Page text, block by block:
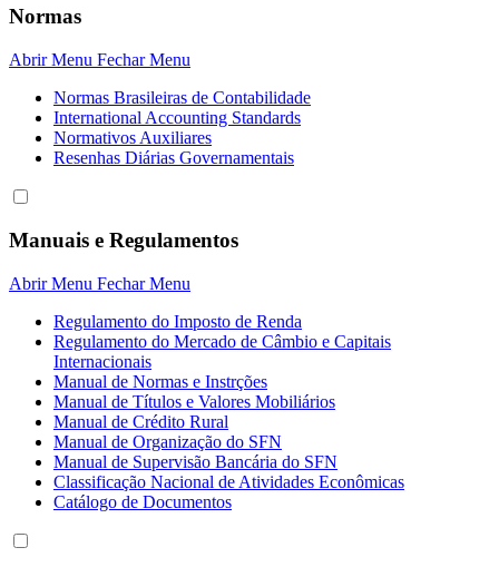
Normas
Abrir Menu Fechar Menu
Normas Brasileiras de Contabilidade
International Accounting Standards
Normativos Auxiliares
Resenhas Diárias Governamentais
Manuais e Regulamentos
Abrir Menu Fechar Menu
Regulamento do Imposto de Renda
Regulamento do Mercado de Câmbio e Capitais
Internacionais
Manual de Normas e Instrções
Manual de Títulos e Valores Mobiliários
Manual de Crédito Rural
Manual de Organização do SFN
Manual de Supervisão Bancária do SFN
Classificação Nacional de Atividades Econômicas
Catálogo de Documentos